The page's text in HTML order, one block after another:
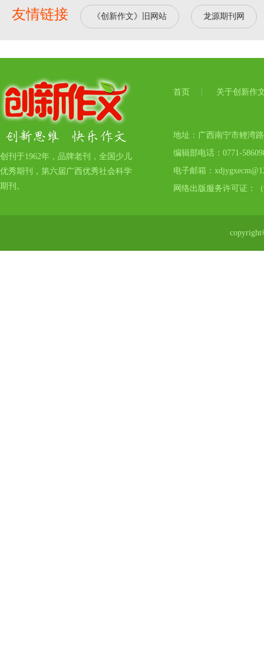
友情链接 《创新作文》旧网站 龙源期刊网
创刊于1962年，品牌老刊，全国少儿
优秀期刊，第六届广西优秀社会科学
期刊。
首页 关于创新作
地址：广西南宁市鲤湾
编辑部电话：0771-
电子邮箱：
网络出版服务许可证：